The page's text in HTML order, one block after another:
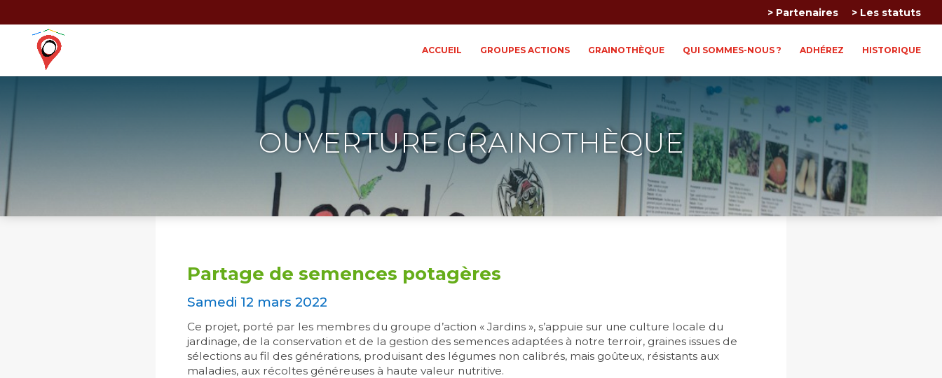
> Partenaires > Les statuts
ACCUEIL GROUPES ACTIONS GRAINOTHÈQUE QUI SOMMES-NOUS ? ADHÉREZ HISTORIQUE
OUVERTURE GRAINOTHÈQUE
Partage de semences potagères
Samedi 12 mars 2022
Ce projet, porté par les membres du groupe d’action « Jardins », s’appuie sur une culture locale du
jardinage, de la conservation et de la gestion des semences adaptées à notre terroir, graines issues de
sélections au fil des générations, produisant des légumes non calibrés, mais goûteux, résistants aux
maladies, aux récoltes généreuses à haute valeur nutritive.